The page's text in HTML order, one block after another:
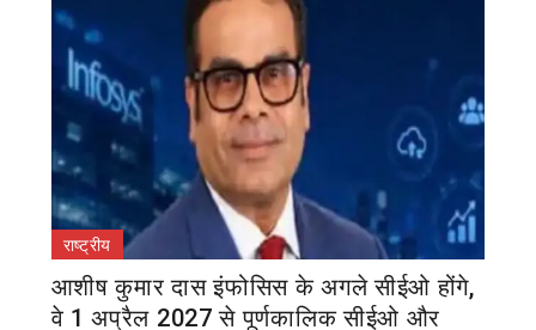
राष्ट्रीय
आशीष कुमार दास इंफोसिस के अगले सीईओ होंगे,
वे 1 अप्रैल 2027 से पूर्णकालिक सीईओ और